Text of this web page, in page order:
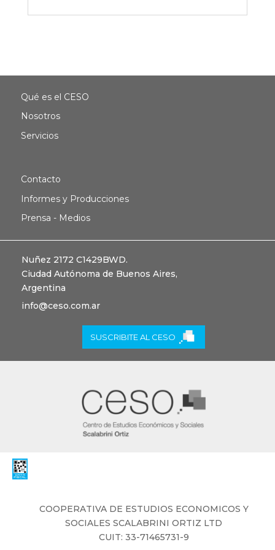
Qué es el CESO
Nosotros
Servicios
Contacto
Informes y Producciones
Prensa - Medios
Nuñez 2172 C1429BWD.
Ciudad Autónoma de Buenos Aires,
Argentina
info@ceso.com.ar
SUSCRIBITE AL CESO
COOPERATIVA DE ESTUDIOS ECONOMICOS Y
SOCIALES ​SCALABRINI ORTIZ LTD
CUIT: 33-71465731-9